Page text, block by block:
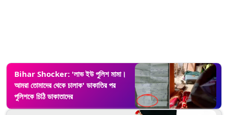
Bihar Shocker: 'লাভ ইউ পুলিশ মামা।
আমরা তোমাদের থেকে চালাক' ডাকাতির পর
পুলিশকে চিঠি ডাকাতাদের